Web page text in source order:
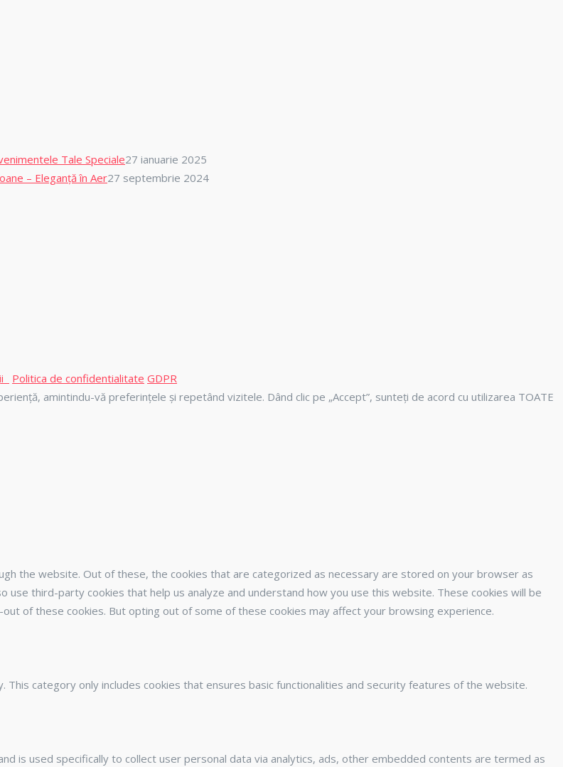
Tale Speciale27 ianuarie 2025
– Eleganță în Aer27 septembrie 2024
Politica de confidentialitate GDPR
amintindu-vă preferințele și repetând vizitele. Dând clic pe „Accept”, sunteți de acord cu utilizarea TOATE
the website. Out of these, the cookies that are categorized as necessary are stored on your browser as
third-party cookies that help us analyze and understand how you use this website. These cookies will be
of these cookies. But opting out of some of these cookies may affect your browsing experience.
category only includes cookies that ensures basic functionalities and security features of the website.
is used specifically to collect user personal data via analytics, ads, other embedded contents are termed as